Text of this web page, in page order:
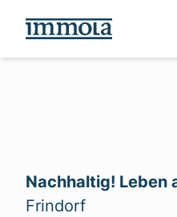
Nachhaltig! Leben
Frindorf